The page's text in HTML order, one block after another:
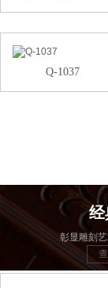
Q-1037
经
彰显雕刻艺